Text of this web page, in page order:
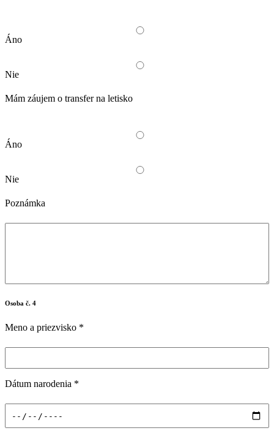
Áno
Nie
Mám záujem o transfer na letisko
Áno
Nie
Poznámka
Osoba č. 4
Meno a priezvisko *
Dátum narodenia *